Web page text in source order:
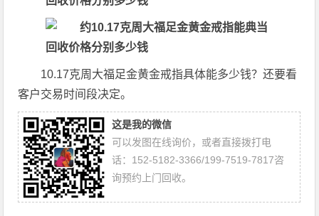
10.17克周大福足金黄金戒指具体能多少钱？还要看
客户交易时间段决定。
这是我的微信
可以发图在线询价，或者直接拨打电
话：152-5182-3366/199-7519-7817咨
询预约上门回收。